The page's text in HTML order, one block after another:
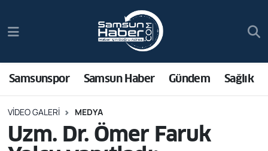
Samsunspor Samsun Haber Gündem Sağlık
VIDEO GALERI MEDYA
Uzm. Dr. Ömer Faruk
Samsun Haber
Sağlık
Asayiş
Trafik Durumu
Süper Lig Puan Durumu ve Fikstür
Tüm Manşetler